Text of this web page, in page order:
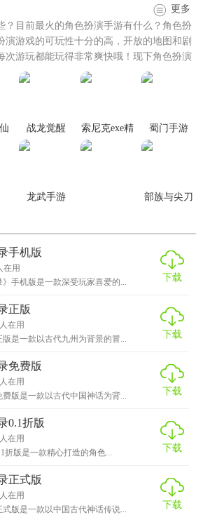
典国风妖灵手游。
向你展示中国的传统美。
带给完成沉浸式的游戏体验。
】
，向你展示中国的传统美
你一千种养成方式，每一个你都不同
界观，千妖并行，千种设定
越级挑战
】
全天候野外boss等你越级来战。
更多
？目前最火的角色扮演手游有什么？角色扮
演游戏的可玩性十分的高，开放的地图和剧
次游玩都能玩得非常爽快哦！现下角色扮演
择...
战龙觉醒
索尼克exe精
蜀门手游
龙武手游 部族与尖刀
手机版
在用
》手机版是一款深受玩家喜爱的...
下载
正版
人在用
是一款以古代九州为背景的冒...
下载
免费版
人在用
版是一款以古代中国神话为背...
下载
0.1折版
人在用
折版是一款精心打造的角色...
下载
正式版
人在用
版是一款以中国古代神话传说...
下载